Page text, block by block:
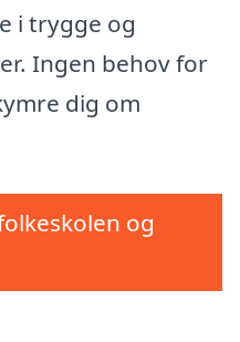
i trygge og
Ingen behov for
dig om
og